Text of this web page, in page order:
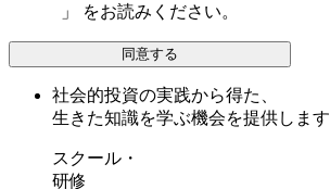
」 をお読みください。
同意する
社会的投資の実践から得た、
生きた知識を学ぶ機会を提供します
スクール・
研修